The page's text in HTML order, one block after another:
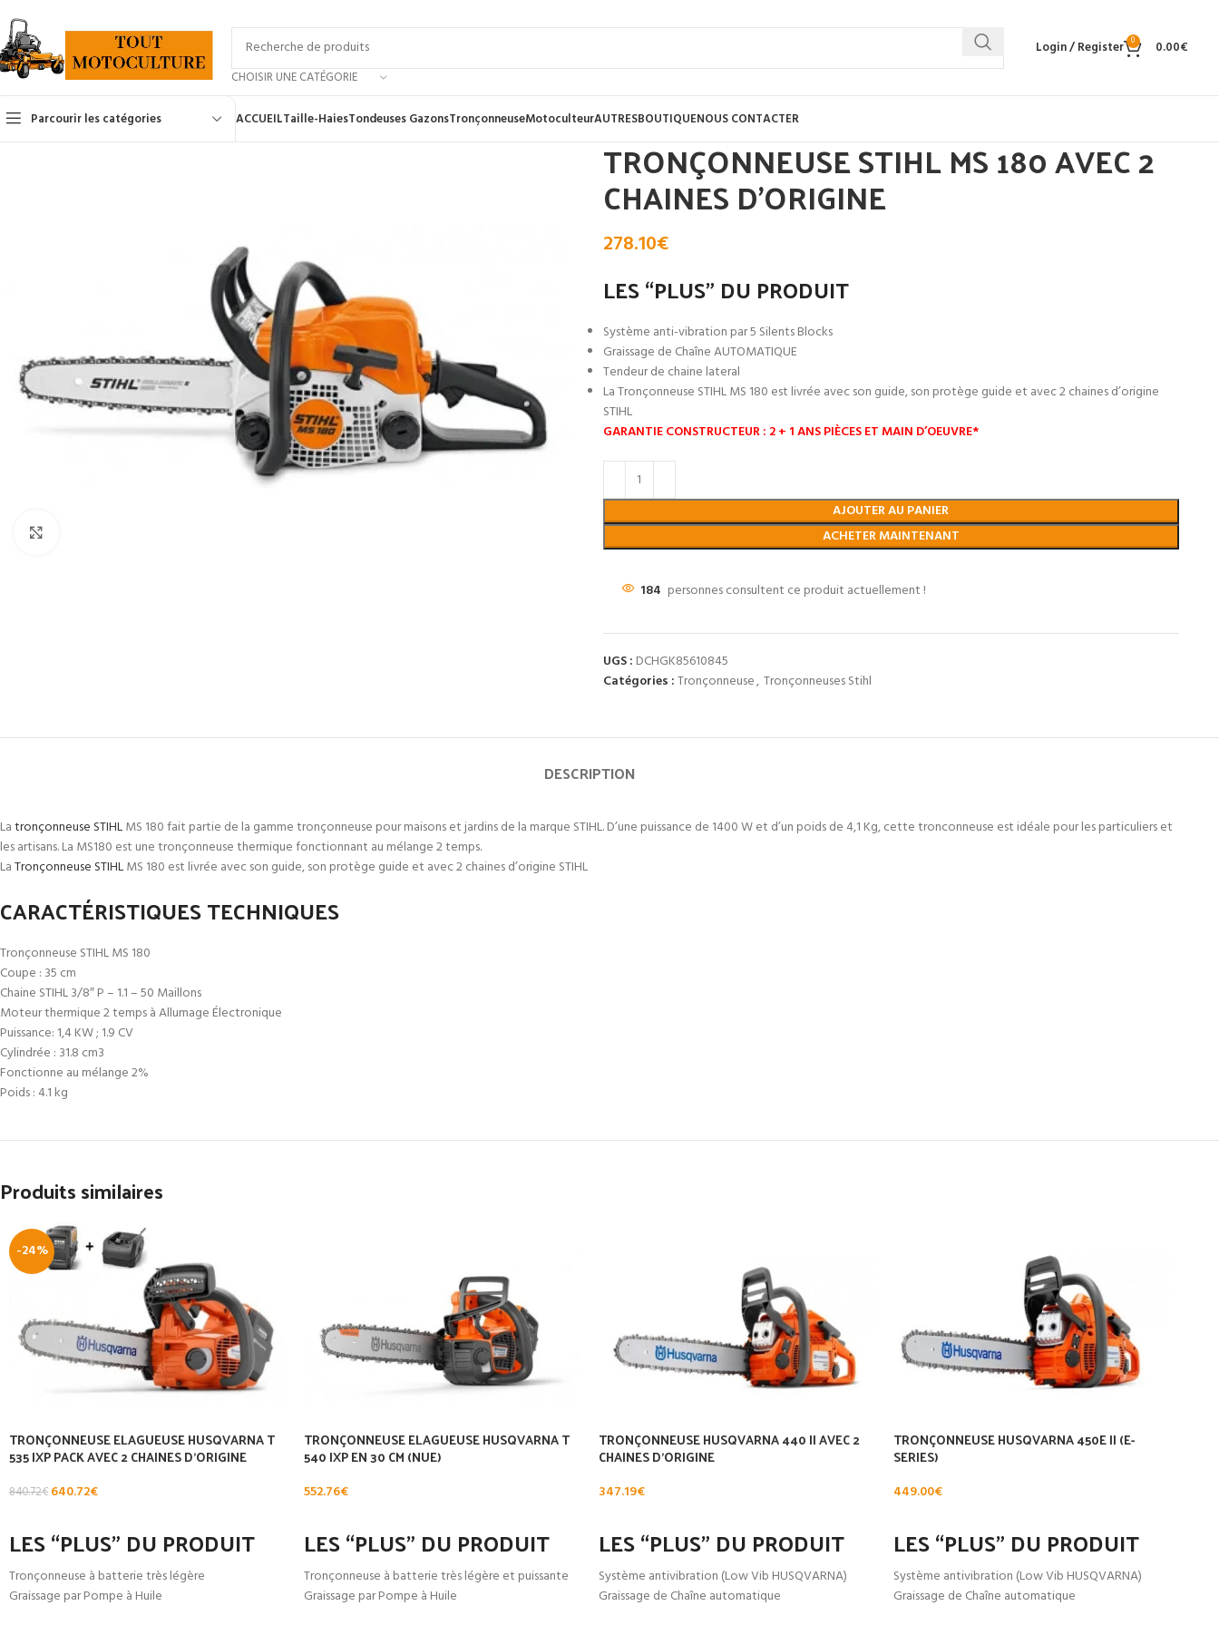
CHOISIR UNE CATÉGORIE
Login / Register 0 0.00€
Parcourir les catégories ACCUEILTaille-HaiesTondeuses GazonsTronçonneuseMotoculteurAUTRESBOUTIQUENOUS CONTACTER
TRONÇONNEUSE STIHL MS 180 AVEC 2
CHAINES D’ORIGINE
278.10€
LES “PLUS” DU PRODUIT
Système anti-vibration par 5 Silents Blocks
Graissage de Chaîne AUTOMATIQUE
Tendeur de chaine lateral
La Tronçonneuse STIHL MS 180 est livrée avec son guide, son protège guide et avec 2 chaines d’origine
STIHL
GARANTIE CONSTRUCTEUR : 2 + 1 ANS PIÈCES ET MAIN D’OEUVRE*
AJOUTER AU PANIER
ACHETER MAINTENANT
184 personnes consultent ce produit actuellement !
UGS : DCHGK85610845
Catégories :Tronçonneuse, Tronçonneuses Stihl
DESCRIPTION
Latronçonneuse STIHLMS 180 fait partie de la gamme tronçonneuse pour maisons et jardins de la marque STIHL. D’une puissance de 1400 W et d’un poids de 4,1 Kg, cette tronconneuse est idéale pour les particuliers et
les artisans. La MS180 est une tronçonneuse thermique fonctionnant au mélange 2 temps.
LaTronçonneuse STIHLMS 180 est livrée avec son guide, son protège guide et avec 2 chaines d’origine STIHL
CARACTÉRISTIQUES TECHNIQUES
Tronçonneuse STIHL MS 180
Coupe : 35 cm
Chaine STIHL 3/8″ P – 1.1 – 50 Maillons
Moteur thermique 2 temps à Allumage Électronique
Puissance: 1,4 KW ; 1.9 CV
Cylindrée : 31.8 cm3
Fonctionne au mélange 2%
Poids : 4.1 kg
Produits similaires
-24%
TRONÇONNEUSE ELAGUEUSE HUSQVARNA T
535 IXP PACK AVEC 2 CHAINES D’ORIGINE
840.72€ 640.72€
LES “PLUS” DU PRODUIT
Tronçonneuse à batterie très légère
Graissage par Pompe à Huile
TRONÇONNEUSE ELAGUEUSE HUSQVARNA T
540 IXP EN 30 CM (NUE)
552.76€
LES “PLUS” DU PRODUIT
Tronçonneuse à batterie très légère et puissante
Graissage par Pompe à Huile
TRONÇONNEUSE HUSQVARNA 440 II AVEC 2
CHAINES D’ORIGINE
347.19€
LES “PLUS” DU PRODUIT
Système antivibration (Low Vib HUSQVARNA)
Graissage de Chaîne automatique
TRONÇONNEUSE HUSQVARNA 450E II (E-
SERIES)
449.00€
LES “PLUS” DU PRODUIT
Système antivibration (Low Vib HUSQVARNA)
Graissage de Chaîne automatique